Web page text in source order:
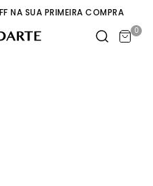
NA SUA PRIMEIRA COMPRA
0